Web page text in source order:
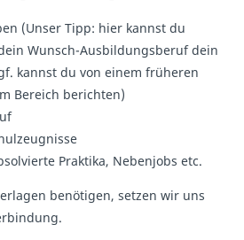
(Unser Tipp: hier kannst du
Wunsch-Ausbildungsberuf dein
kannst du von einem früheren
Bereich berichten)
Praktika, Nebenjobs etc.
benötigen, setzen wir uns